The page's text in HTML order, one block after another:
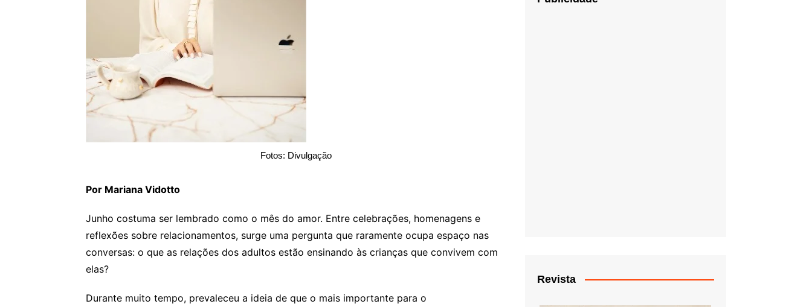
Fotos: Divulgação
Por Mariana Vidotto
Junho costuma ser lembrado como o mês do amor. Entre celebrações, homenagens e
reflexões sobre relacionamentos, surge uma pergunta que raramente ocupa espaço nas
conversas: o que as relações dos adultos estão ensinando às crianças que convivem com
elas?
Durante muito tempo, prevaleceu a ideia de que o mais importante para o
Revista